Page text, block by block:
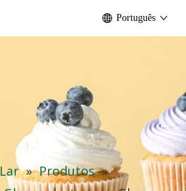
Português
Lar » Produtos »